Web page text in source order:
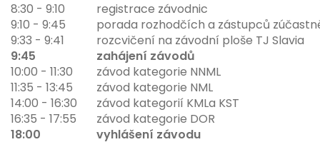
8:30 - 9:10
registrace závodnic
9:10 - 9:45
porada rozhodčích a zástupců
9:33 - 9:41
rozcvičení na závodní ploše TJ Slavia
9:45
zahájení závodů
10:00 - 11:30
závod kategorie NNML
11:35 - 13:45
závod kategorie NML
14:00 - 16:30
závod kategorií KMLa KST
16:35 - 17:55
závod kategorie DOR
18:00
vyhlášení závodu